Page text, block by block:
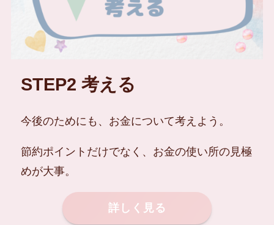
STEP2 考える
今後のためにも、お金について考えよう。
節約ポイントだけでなく、お金の使い所の見極
めが大事。
詳しく見る